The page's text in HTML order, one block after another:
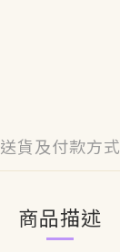
送貨及付款方式
商品描述